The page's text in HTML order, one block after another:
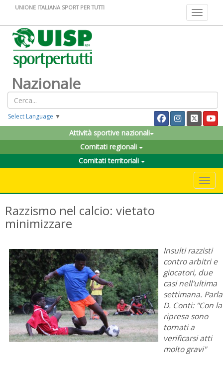
Toggle
UNIONE ITALIANA SPORT PER TUTTI
Nazionale
Select Language ▼
Attività sportive nazionali
Comitati regionali
Comitati territoriali
Razzismo nel calcio: vietato
minimizzare
Insulti razzisti
contro arbitri e
giocatori, due
casi nell'ultima
settimana. Parla
D. Conti: "Con la
ripresa sono
tornati a
verificarsi atti
molto gravi"